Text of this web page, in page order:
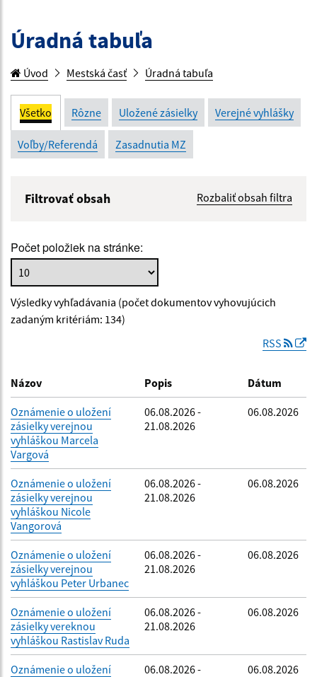
Úradná tabuľa
Úvod Mestská časť Úradná tabuľa
Všetko Rôzne Uložené zásielky Verejné vyhlášky
Voľby/Referendá Zasadnutia MZ
Filtrovať obsah Rozbaliť obsah filtra
Popis:
Dátum zverejnenia od:
Filtrovať
Počet položiek na stránke:
Výsledky vyhľadávania (počet dokumentov vyhovujúcich
zadaným kritériám: 134)
RSS
Názov Popis Dátum
Oznámenie o uložení
zásielky verejnou
vyhláškou Marcela
Vargová
06.08.2026 -
21.08.2026
06.08.2026
Oznámenie o uložení
zásielky verejnou
vyhláškou Nicole
Vangorová
06.08.2026 -
21.08.2026
06.08.2026
Oznámenie o uložení
zásielky verejnou
vyhláškou Peter Urbanec
06.08.2026 -
21.08.2026
06.08.2026
Oznámenie o uložení
zásielky vereknou
vyhláškou Rastislav Ruda
06.08.2026 -
21.08.2026
06.08.2026
Oznámenie o uložení
06.08.2026 -
06.08.2026